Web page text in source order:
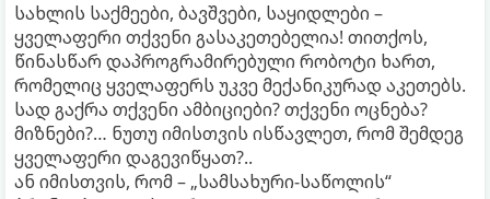
სახლის საქმეები, ბავშვები, საყიდლები –
ყველაფერი თქვენი გასაკეთებელია! თითქოს,
წინასწარ დაპროგრამირებული რობოტი ხართ,
რომელიც ყველაფერს უკვე მექანიკურად აკეთებს.
სად გაქრა თქვენი ამბიციები? თქვენი ოცნება?
მიზნები?… ნუთუ იმისთვის ისწავლეთ, რომ შემდეგ
ყველაფერი დაგევიწყათ?..
ან იმისთვის, რომ – „სამსახური-საწოლის“